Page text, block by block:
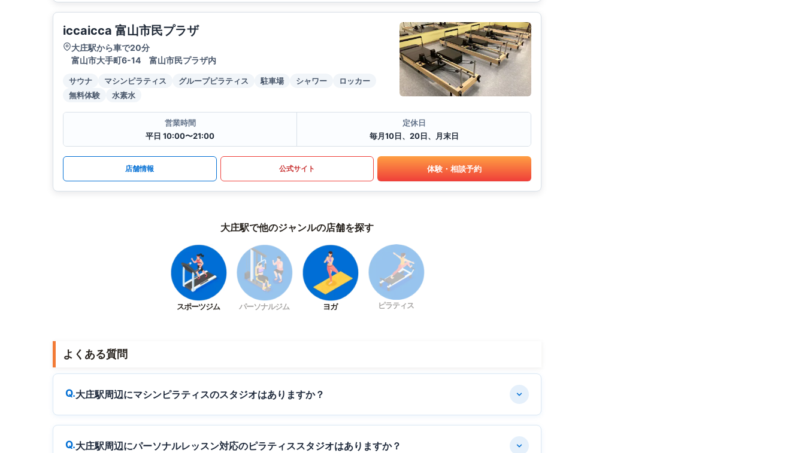
iccaicca 富山市民プラザ
大庄駅から車で20分
富山市大手町6-14 富山市民プラザ内
サウナ マシンピラティス グループピラティス 駐車場 シャワー
ロッカー
無料体験
水素水
営業時間
平日 10:00〜21:00
定休日
毎月10日、20日、月末日
店舗情報 公式サイト 体験・相談予約
大庄駅で他のジャンルの店舗を探す
スポーツジム パーソナルジム ヨガ ピラティス
よくある質問
大庄駅周辺にマシンピラティスのスタジオはありますか？
大庄駅周辺にパーソナルレッスン対応のピラティススタジオはありますか？